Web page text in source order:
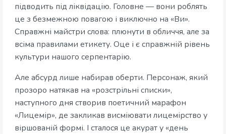
підводить під ліквідацію. Головне — вони роблять
це з безмежною повагою і виключно на «Ви».
Справжні майстри слова: плюнути в обличчя, але за
всіма правилами етикету. Оце і є справжній рівень
культури нашого серпентарію.
Але абсурд лише набирав оберти. Персонаж, який
прозоро натякав на «розстрільні списки»,
наступного дня створив поетичний марафон
«Лицемір», де закликав висміювати лицемірство у
віршованій формі. І сталося це акурат у «день